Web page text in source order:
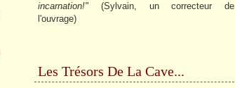
incarnation!" (Sylvain, un correcteur de
l'ouvrage)
Les Trésors De La Cave...